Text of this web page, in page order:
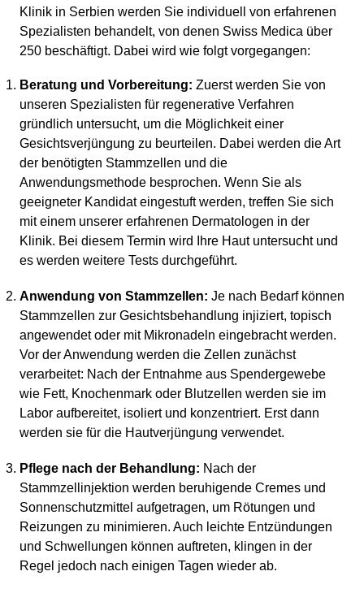
Klinik in Serbien werden Sie individuell von erfahrenen
Spezialisten behandelt, von denen Swiss Medica über
250 beschäftigt. Dabei wird wie folgt vorgegangen:
Beratung und Vorbereitung: Zuerst werden Sie von
unseren Spezialisten für regenerative Verfahren
gründlich untersucht, um die Möglichkeit einer
Gesichtsverjüngung zu beurteilen. Dabei werden die Art
der benötigten Stammzellen und die
Anwendungsmethode besprochen. Wenn Sie als
geeigneter Kandidat eingestuft werden, treffen Sie sich
mit einem unserer erfahrenen Dermatologen in der
Klinik. Bei diesem Termin wird Ihre Haut untersucht und
es werden weitere Tests durchgeführt.
Anwendung von Stammzellen: Je nach Bedarf können
Stammzellen zur Gesichtsbehandlung injiziert, topisch
angewendet oder mit Mikronadeln eingebracht werden.
Vor der Anwendung werden die Zellen zunächst
verarbeitet: Nach der Entnahme aus Spendergewebe
wie Fett, Knochenmark oder Blutzellen werden sie im
Labor aufbereitet, isoliert und konzentriert. Erst dann
werden sie für die Hautverjüngung verwendet.
Pflege nach der Behandlung: Nach der
Stammzellinjektion werden beruhigende Cremes und
Sonnenschutzmittel aufgetragen, um Rötungen und
Reizungen zu minimieren. Auch leichte Entzündungen
und Schwellungen können auftreten, klingen in der
Regel jedoch nach einigen Tagen wieder ab.